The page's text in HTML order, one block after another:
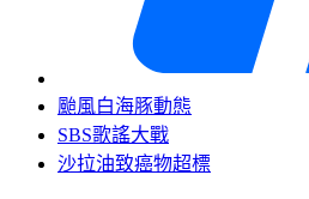
颱風白海豚動態
SBS歌謠大戰
沙拉油致癌物超標